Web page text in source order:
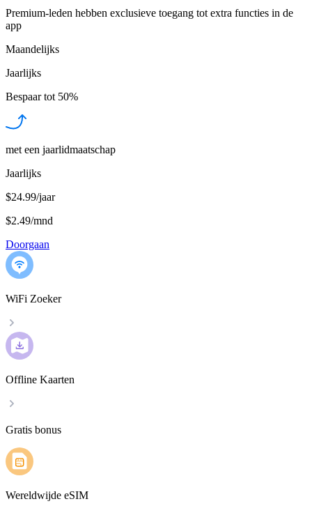
Premium-leden hebben exclusieve toegang tot extra functies in de
app
Maandelijks
Jaarlijks
Bespaar tot 50%
met een jaarlidmaatschap
Jaarlijks
$24.99/jaar
$2.49/mnd
Doorgaan
WiFi Zoeker
Offline Kaarten
Gratis bonus
Wereldwijde eSIM